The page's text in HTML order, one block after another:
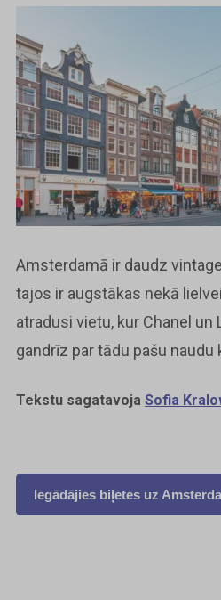
Amsterdamā ir daudz
tajos ir augstākas nekā
atradusi vietu, kur Chanel
gandrīz par tādu pašu
Tekstu sagatavoja Sofia
Iegādājies biļetes uz